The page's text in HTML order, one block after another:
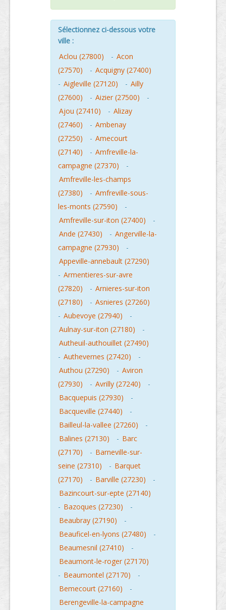
Sélectionnez ci-dessous votre
ville :
Aclou (27800)
- Acon
(27570)
- Acquigny (27400)
- Aigleville (27120) - Ailly
(27600)
- Aizier (27500)
-
Ajou (27410)
- Alizay
(27460)
- Ambenay
(27250)
- Amecourt
(27140)
- Amfreville-la-
campagne (27370)
-
Amfreville-les-champs
(27380)
- Amfreville-sous-
les-monts (27590)
-
Amfreville-sur-iton (27400)
-
Ande (27430)
- Angerville-la-
campagne (27930)
-
Appeville-annebault (27290)
- Armentieres-sur-avre
(27820)
- Arnieres-sur-iton
(27180)
- Asnieres (27260)
- Aubevoye (27940)
-
Aulnay-sur-iton (27180)
-
Autheuil-authouillet (27490)
- Authevernes (27420)
-
Authou (27290)
- Aviron
(27930)
- Avrilly (27240)
-
Bacquepuis (27930)
-
Bacqueville (27440)
-
Bailleul-la-vallee (27260)
-
Balines (27130)
- Barc
(27170)
- Barneville-sur-
seine (27310)
- Barquet
(27170)
- Barville (27230)
-
Bazincourt-sur-epte (27140)
- Bazoques (27230)
-
Beaubray (27190)
-
Beauficel-en-lyons (27480)
-
Beaumesnil (27410)
-
Beaumont-le-roger (27170)
- Beaumontel (27170)
-
Bemecourt (27160)
-
Berengeville-la-campagne